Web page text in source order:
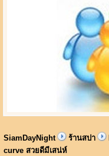
SiamDayNight ร้านสปา
curve สวยดีมีเสน่ห์